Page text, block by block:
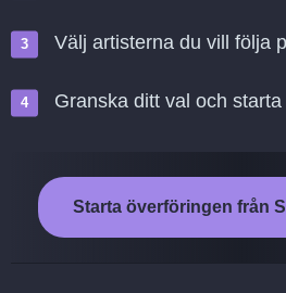
Välj artisterna du vill följa
Granska ditt val och
Starta överföringen från